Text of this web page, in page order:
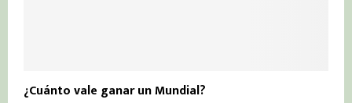
¿Cuánto vale ganar un Mundial?